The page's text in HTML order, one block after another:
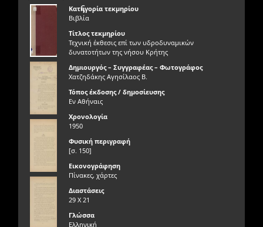
ς
Κατηγορία τεκμηρίου
Βιβλία
Τίτλος τεκμηρίου
Τεχνική έκθεσις επί των υδροδυναμικών
δυνατοτήτων της νήσου Κρήτης
Δημιουργός – Συγγραφέας – Φωτογράφος
Χατζηδάκης Αγησίλαος Β.
Τόπος έκδοσης / δημοσίευσης
Εν Αθήναις
Χρονολογία
1950
Φυσική περιγραφή
[σ. 150]
Εικονογράφηση
Πίνακες, χάρτες
Διαστάσεις
29 Χ 21
Γλώσσα
Ελληνική